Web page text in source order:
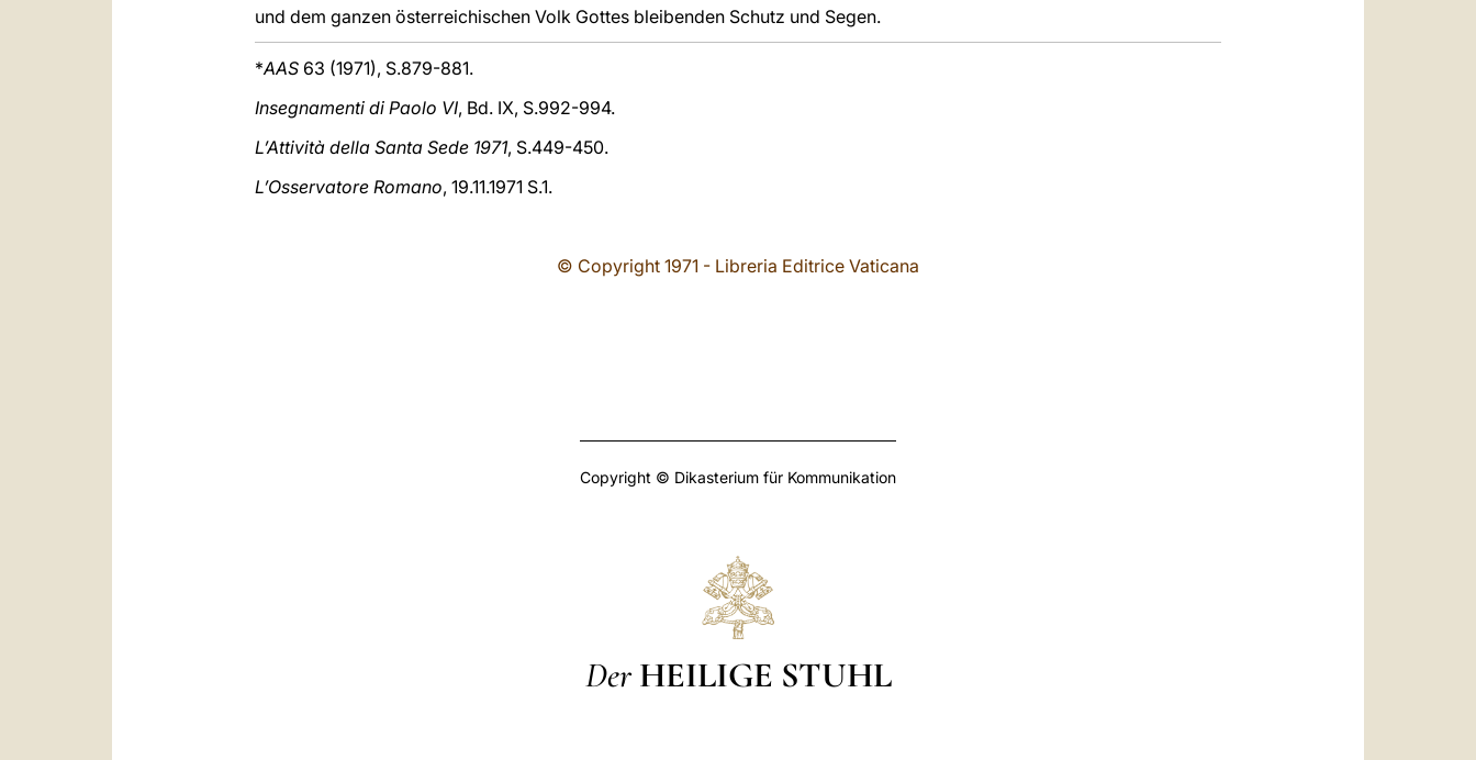
und dem ganzen österreichischen Volk Gottes bleibenden Schutz und Segen.
*AAS 63 (1971), S.879-881.
Insegnamenti di Paolo VI, Bd. IX, S.992-994.
L’Attività della Santa Sede 1971, S.449-450.
L’Osservatore Romano, 19.11.1971 S.1.
© Copyright 1971 - Libreria Editrice Vaticana
Copyright © Dikasterium für Kommunikation
Der HEILIGE STUHL